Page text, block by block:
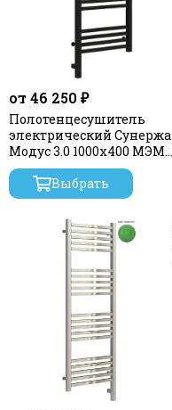
от 46 250 ₽
Полотенцесушитель
электрический Сунержа
Модус 3.0 1000х400 МЭМ
левый
Выбрать